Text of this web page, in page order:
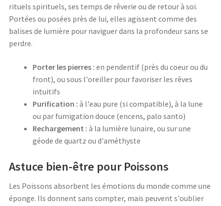
rituels spirituels, ses temps de rêverie ou de retour à soi.
Portées ou posées près de lui, elles agissent comme des
balises de lumière pour naviguer dans la profondeur sans se
perdre.
Porter les pierres : en pendentif (près du coeur ou du
front), ou sous l'oreiller pour favoriser les rêves
intuitifs
Purification : à l'eau pure (si compatible), à la lune
ou par fumigation douce (encens, palo santo)
Rechargement : à la lumière lunaire, ou sur une
géode de quartz ou d'améthyste
Astuce bien-être pour Poissons
Les Poissons absorbent les émotions du monde comme une
éponge. Ils donnent sans compter, mais peuvent s'oublier